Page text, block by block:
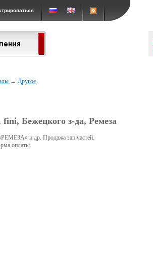
→Другое
Бежецкого з-да, Ремеза
и др. Продажа зап.частей.
оплаты.